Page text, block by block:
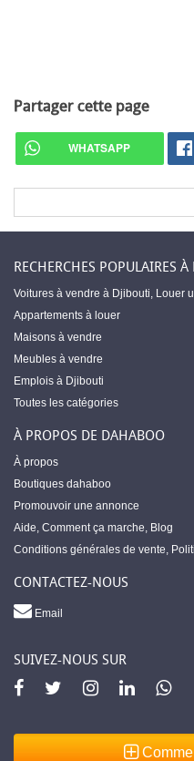
Partager cette page
WHATSAPP
RECHERCHES POPULAIRES
Voitures à vendre à Djibouti, Louer
Appartements à louer
Maisons à vendre
Meubles à vendre
Emplois à Djibouti
Toutes les catégories
À PROPOS DE DAHABOO
À propos
Boutiques dahaboo
Promouvoir une annonce
Aide, Comment ça marche, Blog
Conditions générales de vente,
CONTACTEZ-NOUS
Email
SUIVEZ-NOUS SUR